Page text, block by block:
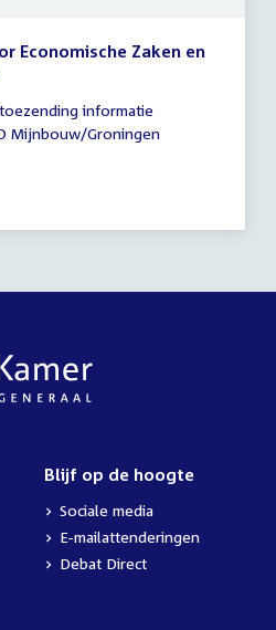
Economische Zaken en
informatie
Mijnbouw/Groningen
Blijf op de hoogte
Sociale media
E-mailattenderingen
Debat Direct